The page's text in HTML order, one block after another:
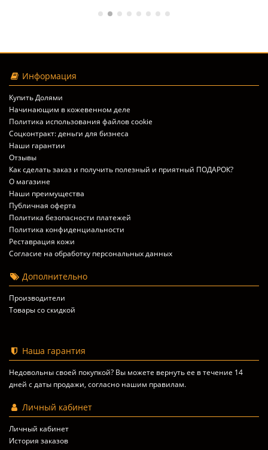
Информация
Купить Долями
Начинающим в кожевенном деле
Политика использования файлов cookie
Соцконтракт: деньги для бизнеса
Наши гарантии
Отзывы
Как сделать заказ и получить полезный и приятный ПОДАРОК?
О магазине
Наши преимущества
Публичная оферта
Политика безопасности платежей
Политика конфиденциальности
Реставрация кожи
Согласие на обработку персональных данных
Дополнительно
Производители
Товары со скидкой
Наша гарантия
Недовольны своей покупкой? Вы можете вернуть ее в течение 14
дней с даты продажи, согласно нашим правилам.
Личный кабинет
Личный кабинет
История заказов